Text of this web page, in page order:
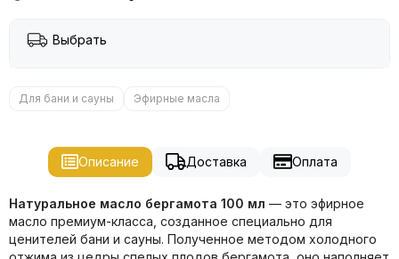
Выбрать
Для бани и сауны Эфирные масла
Описание Доставка Оплата
Натуральное масло бергамота 100 мл — это эфирное
масло премиум-класса, созданное специально для
ценителей бани и сауны. Полученное методом холодного